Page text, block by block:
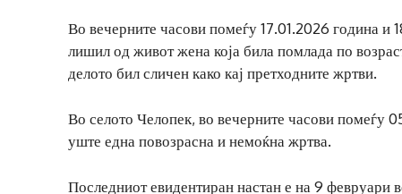
Во вечерните часови помеѓу 17.01.2026 година и
лишил од живот жена која била помлада по
делото бил сличен како кај претходните жртви.
Во селото Челопек, во вечерните часови
уште една повозрасна и немоќна жртва.
Последниот евидентиран настан е на 9